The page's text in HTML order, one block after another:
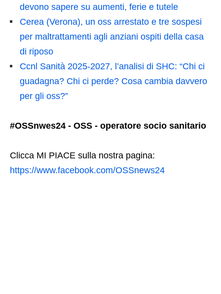
devono sapere su aumenti, ferie e tutele
Cerea (Verona), un oss arrestato e tre sospesi
per maltrattamenti agli anziani ospiti della casa
di riposo
Ccnl Sanità 2025-2027, l’analisi di SHC: “Chi ci
guadagna? Chi ci perde? Cosa cambia davvero
per gli oss?”
#OSSnwes24 - OSS - operatore socio sanitario
Clicca MI PIACE sulla nostra pagina:
https://www.facebook.com/OSSnews24